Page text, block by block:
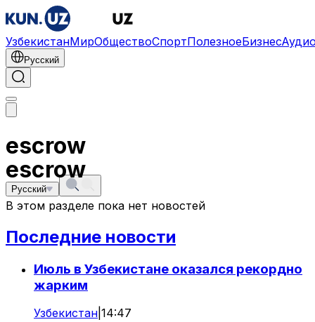
УзбекистанМирОбществоСпортПолезноеБизнес
Русский
escrow
Русский
escrow
В этом разделе пока нет новостей
Последние новости
Июль в Узбекистане оказался рекордно
жарким
Узбекистан 14:47